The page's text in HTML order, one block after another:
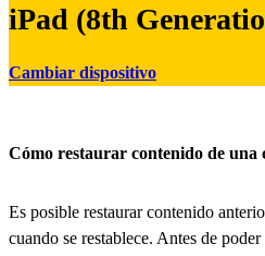
iPad (8th
Cambiar dispositivo
Cómo restaurar contenido de una
Es posible restaurar contenido
cuando se restablece. Antes de